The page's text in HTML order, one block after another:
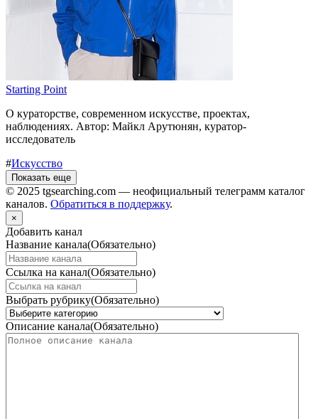
Starting Point
О кураторстве, современном искусстве, проектах,
наблюдениях. Автор: Майкл Арутюнян, куратор-
исследователь
#Искусство
Показать еще
© 2025 tgsearching.com — неофициальный телеграмм каталог
каналов. Обратиться в поддержку.
×
Добавить канал
Название канала(Обязательно)
Ссылка на канал(Обязательно)
Выбрать рубрику(Обязательно)
Описание канала(Обязательно)